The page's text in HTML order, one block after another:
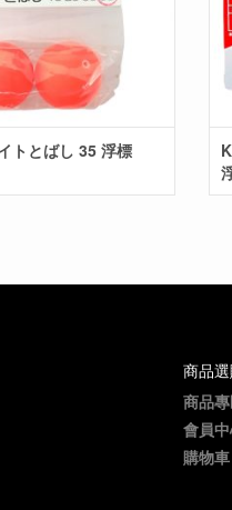
トとばし 35 浮標
商品
商品
會員
購物車